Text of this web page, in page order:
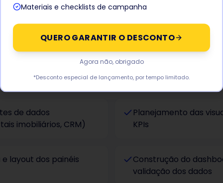
de dados
imobiliários, CRM)
Planejamento das
KPIs
layout dos painéis
Construção do
validação dos dados
Materiais e checklists de campanha
QUERO GARANTIR O DESCONTO
Agora não, obrigado
*Desconto especial de lançamento, por tempo limitado.